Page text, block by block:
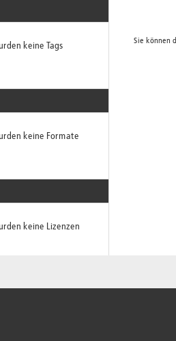
keine Tags
keine Formate
keine Lizenzen
Sie können